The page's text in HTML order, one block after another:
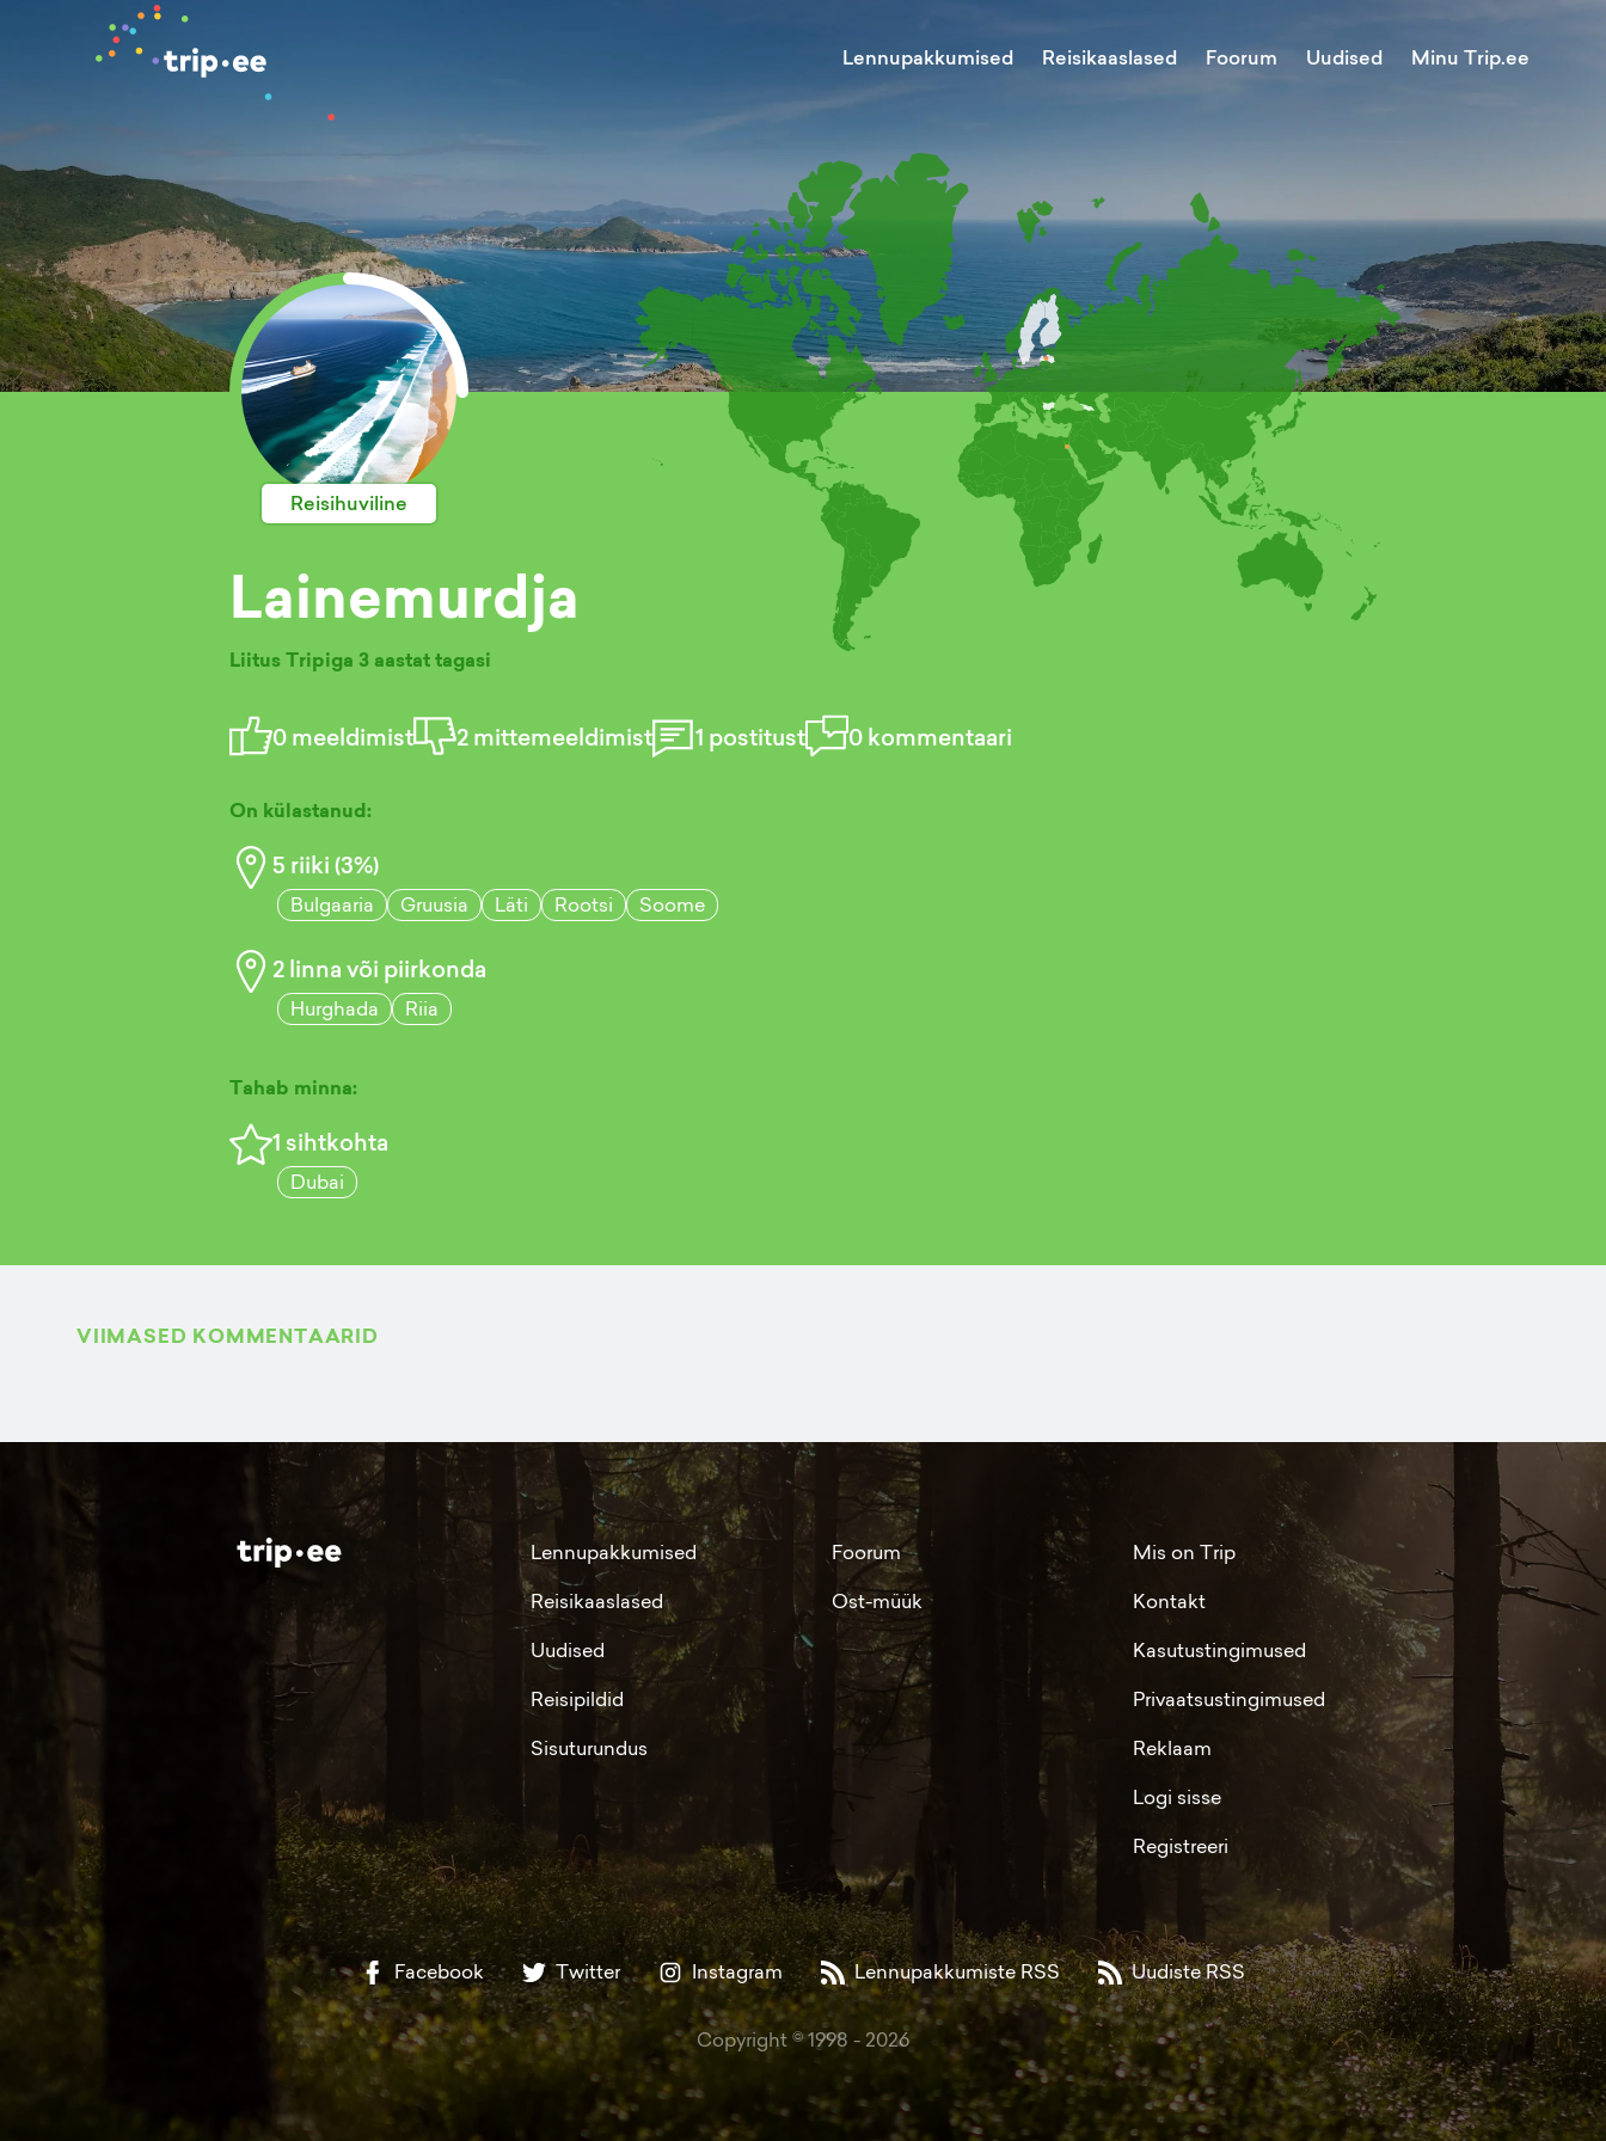
Lennupakkumised Reisikaaslased Foorum Uudised Minu Trip.ee
Reisihuviline
Lainemurdja
Liitus Tripiga 3 aastat tagasi
0meeldimist 2mittemeeldimist 1 postitust 0kommentaari
On külastanud:
5 riiki (3%)
Bulgaaria Gruusia Läti Rootsi Soome
2linna või piirkonda
Hurghada Riia
Tahab minna:
1 sihtkohta
Dubai
VIIMASED KOMMENTAARID
Lennupakkumised
Reisikaaslased
Uudised
Reisipildid
Sisuturundus
Foorum
Ost-müük
Mis on Trip
Kontakt
Kasutustingimused
Privaatsustingimused
Reklaam
Logi sisse
Registreeri
Facebook Twitter Instagram Lennupakkumiste RSS Uudiste RSS
Copyright © 1998 - 2026